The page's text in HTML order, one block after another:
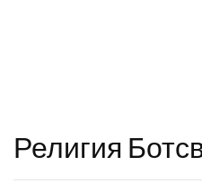
Религия